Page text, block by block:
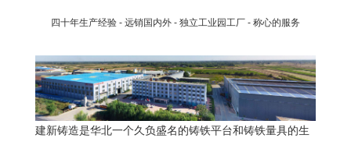
四十年生产经验 - 远销国内外 - 独立工业园工厂 - 称心的服务
建新铸造是华北一个久负盛名的铸铁平台和铸铁量具的生